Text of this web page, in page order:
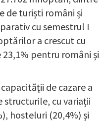
de turiști români și
cu semestrul I
a crescut cu
23,1% pentru români și
de cazare a
cu variații
hosteluri (20,4%) și